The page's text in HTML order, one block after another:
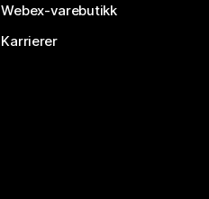
Webex-varebutikk
Karrierer